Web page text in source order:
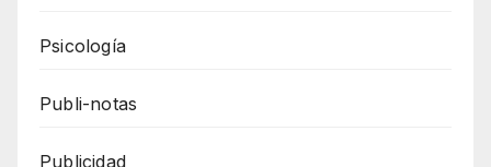
Psicología
Publi-notas
Publicidad